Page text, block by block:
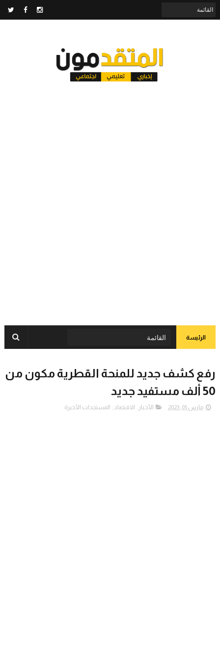
الرئيسة
رفع كشف جديد للمنحة القطرية مكون من
50 ألف مستفيد جديد
مارس 05, 2023 الأخبار , الاقتصاد, المستجدات الأخيرة